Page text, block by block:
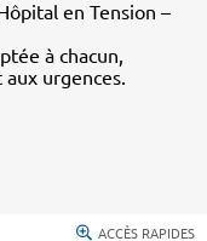
en Tension –
à chacun,
urgences.
ACCÈS RAPIDES